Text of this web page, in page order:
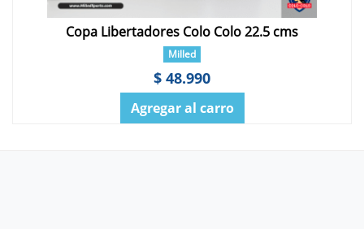
Copa Libertadores Colo Colo 22.5 cms
Milled
$ 48.990
Agregar al carro